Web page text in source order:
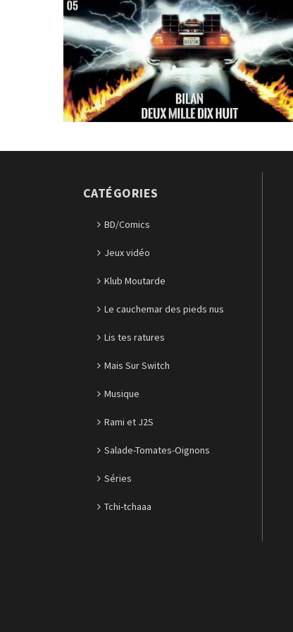
CATÉGORIES
BD/Comics
Jeux vidéo
Klub Moutarde
Le cauchemar des pieds nus
Lis tes ratures
Mais Sur Switch
Musique
Rami et J2S
Salade-Tomates-Oignons
Séries
Tchi-tchaaa